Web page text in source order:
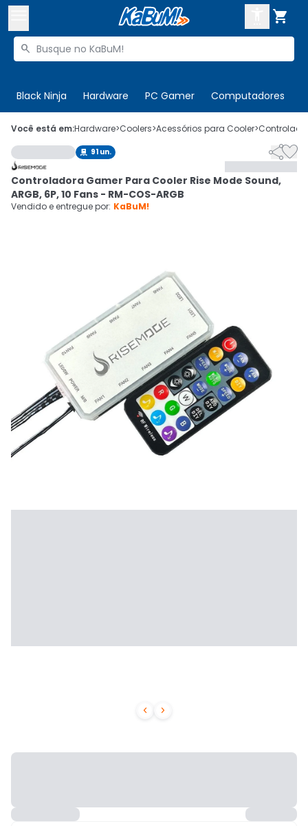

Buscar produtos

Black Ninja Hardware PC Gamer Computadores
 Olá. Acesse sua conta
 Departamentos
Cupons
CADASTRE-SE
Você está em:Hardware>Coolers>Acessórios para Cooler>
 
 91 un. 
Controladora Gamer Para Cooler Rise Mode Sound,
ARGB, 6P, 10 Fans - RM-COS-ARGB
Vendido e entregue por: KaBuM!